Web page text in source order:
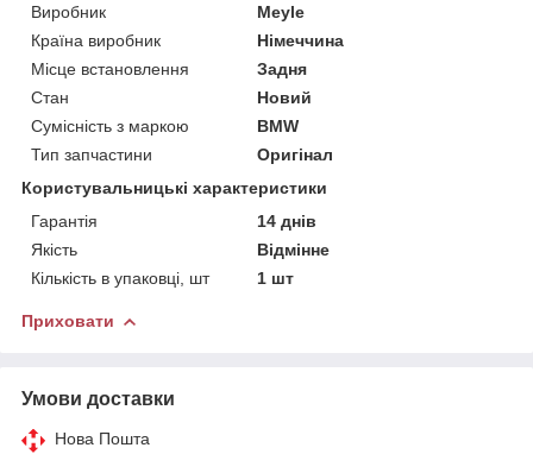
Виробник
Meyle
Країна виробник
Німеччина
Місце встановлення
Задня
Стан
Новий
Сумісність з маркою
BMW
Тип запчастини
Оригінал
Користувальницькі характеристики
Гарантія
14 днів
Якість
Відмінне
Кількість в упаковці, шт
1 шт
Приховати
Умови доставки
Нова Пошта